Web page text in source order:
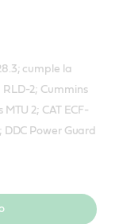
cumple la
RLD-2; Cummins
2; CAT ECF-
DDC Power Guard